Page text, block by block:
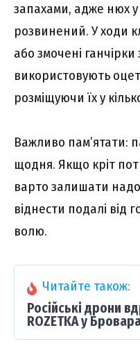
запахами, адже нюх
розвинений. У ходи
або змочені ганчірки
використовують
розміщуючи їх у
Важливо пам’ятати:
щодня. Якщо кріт
варто залишати
віднести подалі від
волю.
Читайте також:
Російські дрони
ROZETKA у